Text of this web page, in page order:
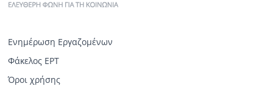
Ενημέρωση Εργαζομένων
Φάκελος ΕΡΤ
Όροι χρήσης